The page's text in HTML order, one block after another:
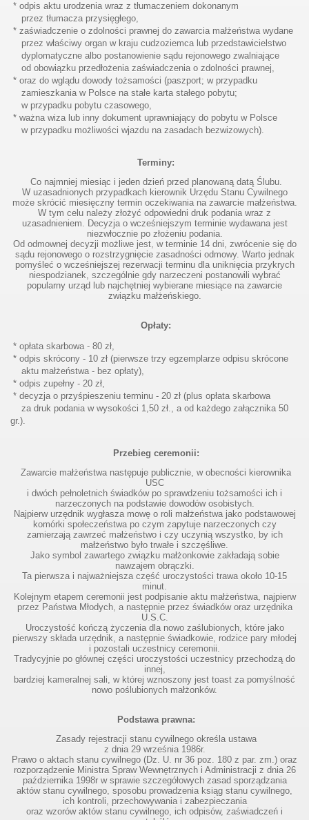
* odpis aktu urodzenia wraz z tłumaczeniem dokonanym
przez tłumacza przysięgłego,
* zaświadczenie o zdolności prawnej do zawarcia małżeństwa wydane
przez właściwy organ w kraju cudzoziemca lub przedstawicielstwo
dyplomatyczne albo postanowienie sądu rejonowego zwalniające
od obowiązku przedłożenia zaświadczenia o zdolności prawnej,
* oraz do wglądu dowody tożsamości (paszport; w przypadku
zamieszkania w Polsce na stałe karta stałego pobytu;
w przypadku pobytu czasowego,
* ważna wiza lub inny dokument uprawniający do pobytu w Polsce
w przypadku możliwości wjazdu na zasadach bezwizowych).
Terminy:
Co najmniej miesiąc i jeden dzień przed planowaną datą Ślubu.
W uzasadnionych przypadkach kierownik Urzędu Stanu Cywilnego
może skrócić miesięczny termin oczekiwania na zawarcie małżeństwa.
W tym celu należy złożyć odpowiedni druk podania wraz z
uzasadnieniem. Decyzja o wcześniejszym terminie wydawana jest
niezwłocznie po złożeniu podania.
Od odmownej decyzji możliwe jest, w terminie 14 dni, zwrócenie się do
sądu rejonowego o rozstrzygnięcie zasadności odmowy. Warto jednak
pomyśleć o wcześniejszej rezerwacji terminu dla uniknięcia przykrych
niespodzianek, szczególnie gdy narzeczeni postanowili wybrać
popularny urząd lub najchętniej wybierane miesiące na zawarcie
związku małżeńskiego.
Opłaty:
* opłata skarbowa - 80 zł,
* odpis skrócony - 10 zł (pierwsze trzy egzemplarze odpisu skrócone
aktu małżeństwa - bez opłaty),
* odpis zupełny - 20 zł,
* decyzja o przyśpieszeniu terminu - 20 zł (plus opłata skarbowa
za druk podania w wysokości 1,50 zł., a od każdego załącznika 50
gr.).
Przebieg ceremonii:
Zawarcie małżeństwa następuje publicznie, w obecności kierownika
USC
i dwóch pełnoletnich świadków po sprawdzeniu tożsamości ich i
narzeczonych na podstawie dowodów osobistych.
Najpierw urzędnik wygłasza mowę o roli małżeństwa jako podstawowej
komórki społeczeństwa po czym zapytuje narzeczonych czy
zamierzają zawrzeć małżeństwo i czy uczynią wszystko, by ich
małżeństwo było trwałe i szczęśliwe.
Jako symbol zawartego związku małżonkowie zakładają sobie
nawzajem obrączki.
Ta pierwsza i najważniejsza część uroczystości trawa około 10-15
minut.
Kolejnym etapem ceremonii jest podpisanie aktu małżeństwa, najpierw
przez Państwa Młodych, a następnie przez świadków oraz urzędnika
U.S.C.
Uroczystość kończą życzenia dla nowo zaślubionych, które jako
pierwszy składa urzędnik, a następnie świadkowie, rodzice pary młodej
i pozostali uczestnicy ceremonii.
Tradycyjnie po głównej części uroczystości uczestnicy przechodzą do
innej,
bardziej kameralnej sali, w której wznoszony jest toast za pomyślność
nowo poślubionych małżonków.
Podstawa prawna:
Zasady rejestracji stanu cywilnego określa ustawa
z dnia 29 września 1986r.
Prawo o aktach stanu cywilnego (Dz. U. nr 36 poz. 180 z par. zm.) oraz
rozporządzenie Ministra Spraw Wewnętrznych i Administracji z dnia 26
października 1998r w sprawie szczegółowych zasad sporządzania
aktów stanu cywilnego, sposobu prowadzenia ksiąg stanu cywilnego,
ich kontroli, przechowywania i zabezpieczania
oraz wzorów aktów stanu cywilnego, ich odpisów, zaświadczeń i